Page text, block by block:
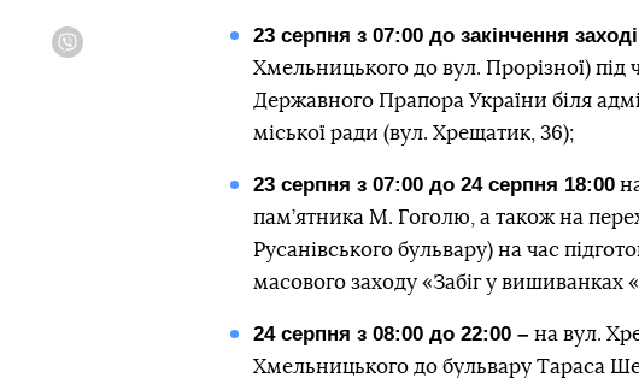
23 серпня з 07:00 до закінчення
Хмельницького до вул. Прорізної) під
Державного Прапора України біля
міської ради (вул. Хрещатик, 36);
23 серпня з 07:00 до 24 серпня 18:00
пам’ятника М. Гоголю, а також на
Русанівського бульвару) на час
масового заходу «Забіг у вишиванках
24 серпня з 08:00 до 22:00 – на вул.
Хмельницького до бульвару Тараса